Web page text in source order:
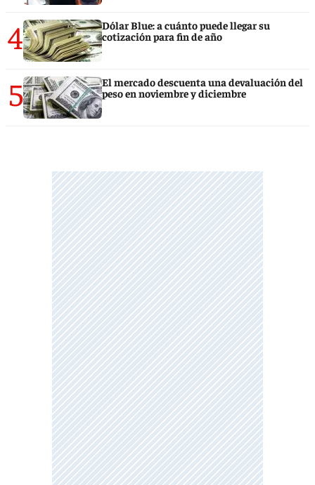
4
Dólar Blue: a cuánto puede llegar su
cotización para fin de año
5
El mercado descuenta una devaluación del
peso en noviembre y diciembre